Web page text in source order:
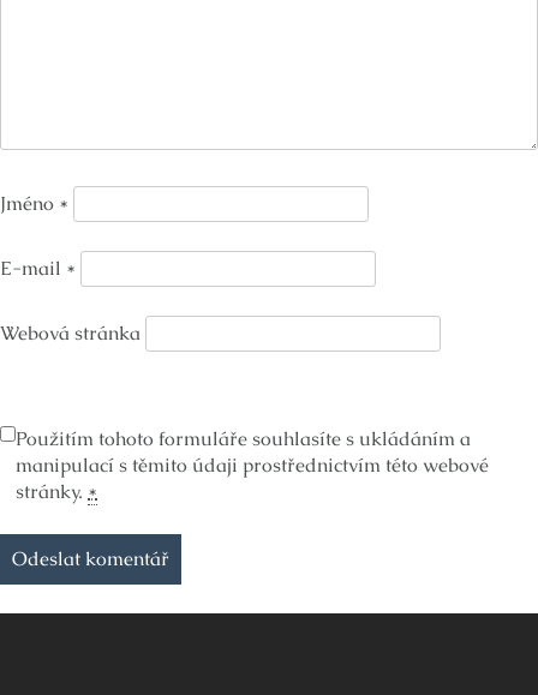
Jméno *
E-mail *
Webová stránka
Použitím tohoto formuláře souhlasíte s ukládáním a
manipulací s těmito údaji prostřednictvím této webové
stránky. *